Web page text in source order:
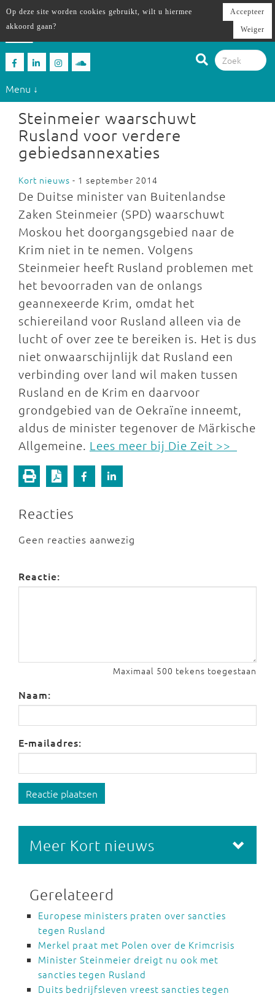
Menu ↓
Steinmeier waarschuwt
Rusland voor verdere
gebiedsannexaties
Kort nieuws - 1 september 2014
De Duitse minister van Buitenlandse
Zaken Steinmeier (SPD) waarschuwt
Moskou het doorgangsgebied naar de
Krim niet in te nemen. Volgens
Steinmeier heeft Rusland problemen met
het bevoorraden van de onlangs
geannexeerde Krim, omdat het
schiereiland voor Rusland alleen via de
lucht of over zee te bereiken is. Het is dus
niet onwaarschijnlijk dat Rusland een
verbinding over land wil maken tussen
Rusland en de Krim en daarvoor
grondgebied van de Oekraïne inneemt,
aldus de minister tegenover de Märkische
Allgemeine. Lees meer bij Die Zeit >>
Reacties
Geen reacties aanwezig
Reactie:
Maximaal 500 tekens toegestaan
Naam:
E-mailadres:
Reactie plaatsen
Meer Kort nieuws
Gerelateerd
Europese ministers praten over sancties
tegen Rusland
Merkel praat met Polen over de Krimcrisis
Minister Steinmeier dreigt nu ook met
sancties tegen Rusland
Duits bedrijfsleven vreest sancties tegen
Op deze site worden cookies gebruikt, wilt u hiermee
akkoord gaan?
Accepteer
Weiger